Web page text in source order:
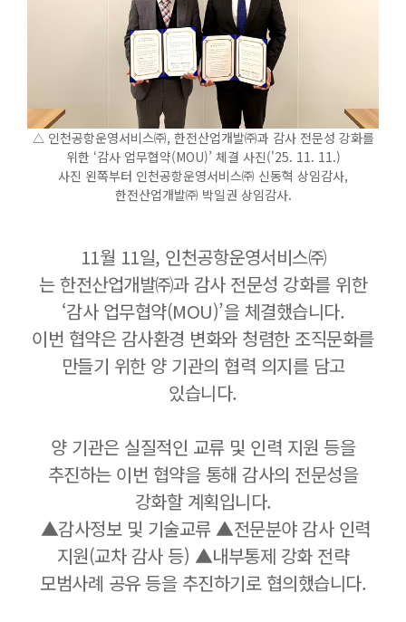
△ 인천공항운영서비스㈜, 한전산업개발㈜과 감사 전문성 강화를
위한 ‘감사 업무협약(MOU)’ 체결 사진('25. 11. 11.)
사진 왼쪽부터 인천공항운영서비스㈜ 신동혁 상임감사,
한전산업개발㈜ 박일권 상임감사.
11월 11일, 인천공항운영서비스㈜
는한전산업개발㈜과 감사 전문성 강화를 위한
‘감사 업무협약(MOU)’을 체결했습니다.
이번 협약은 감사환경 변화와 청렴한 조직문화를
만들기 위한 양 기관의 협력 의지를 담고
있습니다.
양 기관은 실질적인 교류 및 인력 지원 등을
추진하는 이번 협약을 통해 감사의 전문성을
강화할 계획입니다.
▲감사정보 및 기술교류 ▲전문분야 감사 인력
지원(교차 감사 등) ▲내부통제 강화 전략
모범사례 공유 등을 추진하기로 협의했습니다.